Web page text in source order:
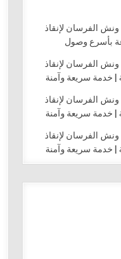
ونش الفرسان لإنقاذ
ونش الفرسان لإنقاذ
ونش الفرسان لإنقاذ
ونش الفرسان لإنقاذ